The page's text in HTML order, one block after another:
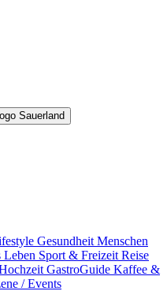
Sauerland
Gesundheit Menschen
Leben Sport & Freizeit Reise
GastroGuide Kaffee &
/ Events